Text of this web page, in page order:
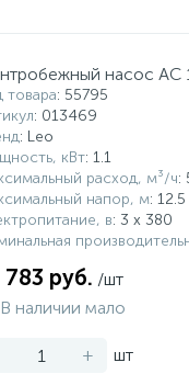
насос AC
товара: 55795
: 013469
: Leo
кВт: 1.1
расход, м³/ч:
напор, м: 12.5
в: 3 х 380
783 руб. /шт
В наличии мало
+ шт